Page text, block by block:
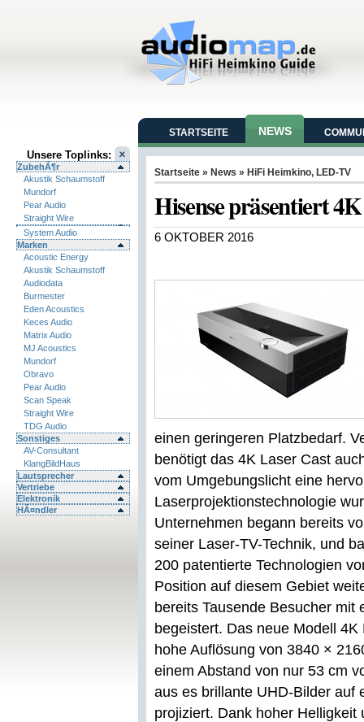
Unsere Toplinks:
ZubehÃ¶r
Akustik Schaumstoff
Mundorf
Pear Audio
Straight Wire
System Audio
Marken
Acoustic Energy
Akustik Schaumstoff
Audiodata
Burmester
Eden Acoustics
Keces Audio
Matrix Audio
MJ Acoustics
Mundorf
Obravo
Pear Audio
Scan Speak
Straight Wire
TDG Audio
Sonstiges
AV-Consultant
KlangBildHaus
Lautsprecher
Vertriebe
Elektronik
HÃ¤ndler
STARTSEITE NEWS
Startseite » News » HiFi Heimkino, LED-TV
Hisense präsentiert
6 OKTOBER 2016
einen geringeren Platzbedarf.
benötigt das 4K Laser Cast
vom Umgebungslicht eine
Laserprojektionstechnologie
Unternehmen begann bereits
seiner Laser-TV-Technik, und
200 patentierte Technologien
Position auf diesem Gebiet
bereits Tausende Besucher
begeistert. Das neue Modell
hohe Auflösung von 3840 ×
einem Abstand von nur 53 cm
aus es brillante UHD-Bilder auf
projiziert. Dank hoher